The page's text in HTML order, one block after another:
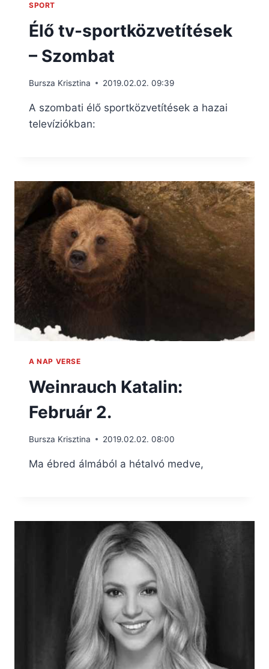
SPORT
Élő tv-sportközvetítések
– Szombat
Bursza Krisztina 2019.02.02. 09:39
A szombati élő sportközvetítések a hazai
televíziókban:
A NAP VERSE
Weinrauch Katalin:
Február 2.
Bursza Krisztina 2019.02.02. 08:00
Ma ébred álmából a hétalvó medve,